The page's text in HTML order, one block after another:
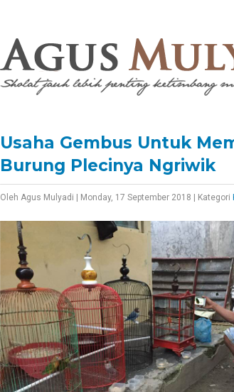
Usaha Gembus Untuk
Burung Plecinya Ngriwik
Oleh Agus Mulyadi Monday, 17 September 2018 Kategori